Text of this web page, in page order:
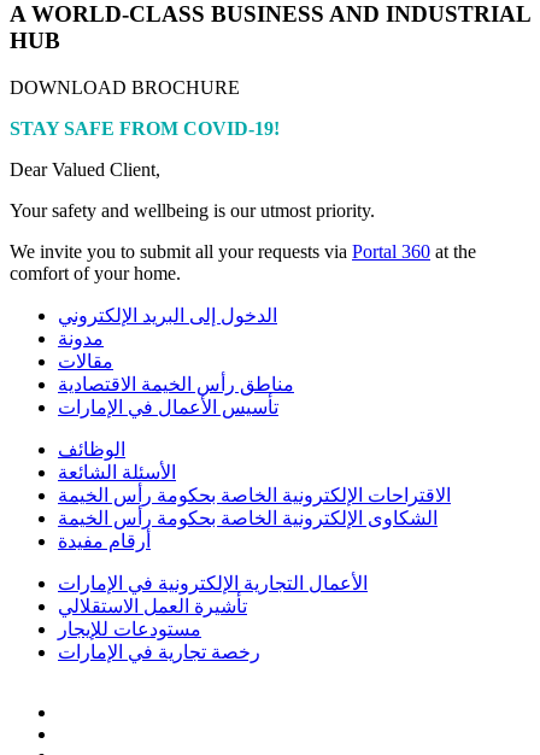
A WORLD-CLASS BUSINESS AND INDUSTRIAL
HUB
DOWNLOAD BROCHURE
STAY SAFE FROM COVID-19!
Dear Valued Client,
Your safety and wellbeing is our utmost priority.
We invite you to submit all your requests via Portal 360 at the
comfort of your home.
الدخول إلى البريد الإلكتروني
مدونة
مقالات
مناطق رأس الخيمة الاقتصادية
تأسيس الأعمال في الإمارات
الوظائف
الأسئلة الشائعة
الاقتراحات الإلكترونية الخاصة بحكومة رأس الخيمة
الشكاوى الإلكترونية الخاصة بحكومة رأس الخيمة
أرقام مفيدة
الأعمال التجارية الإلكترونية في الإمارات
تأشيرة العمل الاستقلالي
مستودعات للإيجار
رخصة تجارية في الإمارات